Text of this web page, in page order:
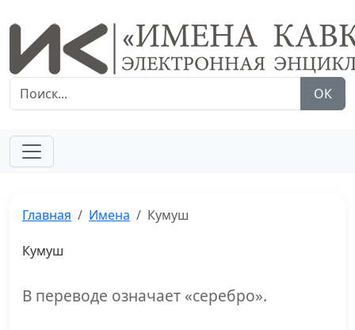
ОК
Главная Имена Кумуш
Кумуш
В переводе означает «серебро».